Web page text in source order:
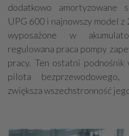
dodatkowo amortyzowane
UPG 600 i najnowszy model
wyposażone w
regulowana praca pompy
pracy. Ten ostatni
pilota
zwiększa wszechstronność